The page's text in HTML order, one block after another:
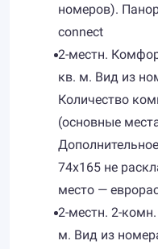
номеров).
connect
2-местн.
кв. м. Вид из
Количество
(основные
74х165 не
место —
2-местн. 2-
м. Вид из